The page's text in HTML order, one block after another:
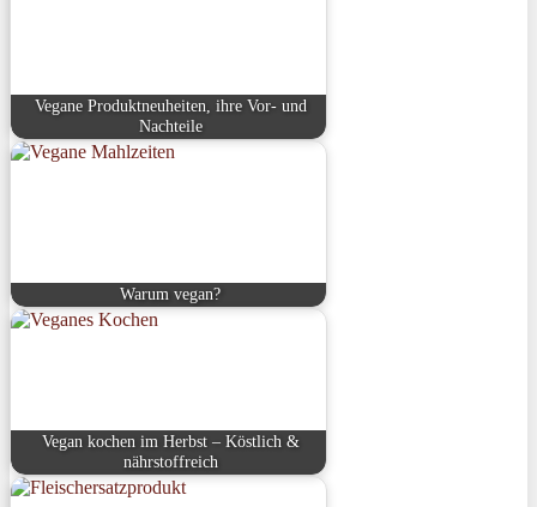
Vegane Produktneuheiten, ihre Vor- und
Nachteile
Warum vegan?
Vegan kochen im Herbst – Köstlich &
nährstoffreich